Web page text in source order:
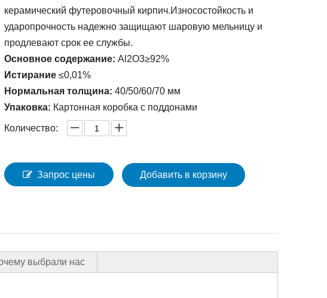
керамический футеровочный кирпич.Износостойкость и
ударопрочность надежно защищают шаровую мельницу и
продлевают срок ее службы.
Основное содержание: Al2O3≥92%
Истирание ≤0,01%
Нормальная толщина: 40/50/60/70 мм
Упаковка: Картонная коробка с поддонами
Количество:
Запрос цены Добавить в корзину
выбрали нас